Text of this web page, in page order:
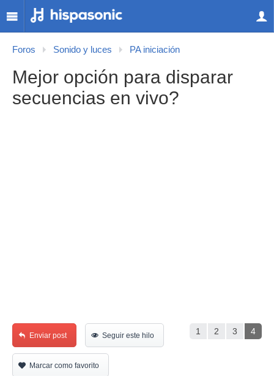
Foros Sonido y luces PA iniciación
Mejor opción para disparar
secuencias en vivo?
1 2 3 4
Enviar post Seguir este hilo
Marcar como favorito